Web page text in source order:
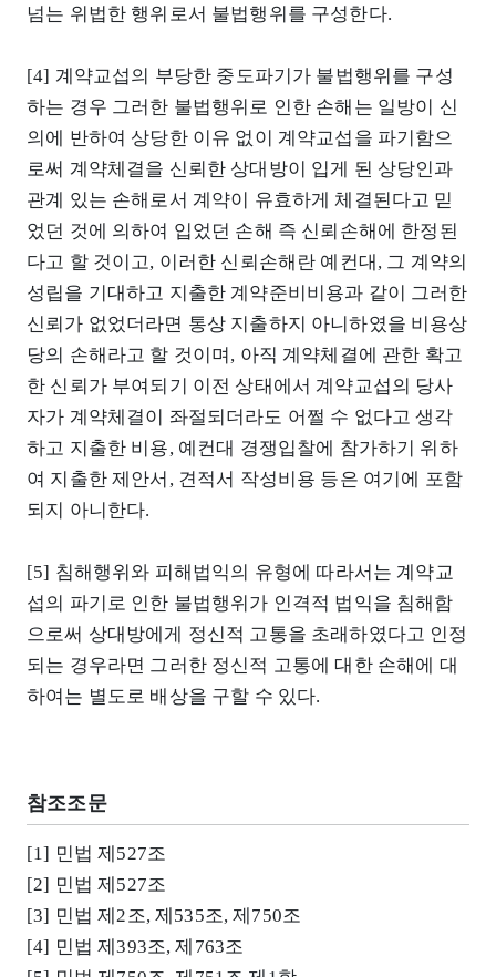
넘는 위법한 행위로서 불법행위를 구성한다.
[4] 계약교섭의 부당한 중도파기가 불법행위를 구성
하는 경우 그러한 불법행위로 인한 손해는 일방이 신
의에 반하여 상당한 이유 없이 계약교섭을 파기함으
로써 계약체결을 신뢰한 상대방이 입게 된 상당인과
관계 있는 손해로서 계약이 유효하게 체결된다고 믿
었던 것에 의하여 입었던 손해 즉 신뢰손해에 한정된
다고 할 것이고, 이러한 신뢰손해란 예컨대, 그 계약의
성립을 기대하고 지출한 계약준비비용과 같이 그러한
신뢰가 없었더라면 통상 지출하지 아니하였을 비용상
당의 손해라고 할 것이며, 아직 계약체결에 관한 확고
한 신뢰가 부여되기 이전 상태에서 계약교섭의 당사
자가 계약체결이 좌절되더라도 어쩔 수 없다고 생각
하고 지출한 비용, 예컨대 경쟁입찰에 참가하기 위하
여 지출한 제안서, 견적서 작성비용 등은 여기에 포함
되지 아니한다.
[5] 침해행위와 피해법익의 유형에 따라서는 계약교
섭의 파기로 인한 불법행위가 인격적 법익을 침해함
으로써 상대방에게 정신적 고통을 초래하였다고 인정
되는 경우라면 그러한 정신적 고통에 대한 손해에 대
하여는 별도로 배상을 구할 수 있다.
참조조문
[1] 민법 제527조
[2] 민법 제527조
[3] 민법 제2조, 제535조, 제750조
[4] 민법 제393조, 제763조